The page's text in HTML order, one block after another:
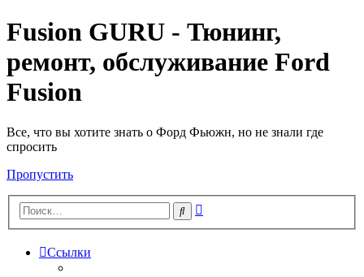
Fusion GURU - Тюнинг,
ремонт, обслуживание Ford
Fusion
Все, что вы хотите знать о Форд Фьюжн, но не знали где
спросить
Пропустить
Поиск
Ссылки